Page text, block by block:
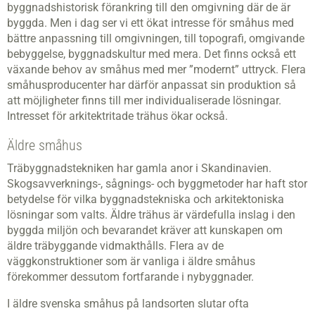
byggnadshistorisk förankring till den omgivning där de är
byggda. Men i dag ser vi ett ökat intresse för småhus med
bättre anpassning till omgivningen, till topografi, omgivande
bebyggelse, byggnadskultur med mera. Det finns också ett
växande behov av småhus med mer ”modernt” uttryck. Flera
småhusproducenter har därför anpassat sin produktion så
att möjligheter finns till mer individualiserade lösningar.
Intresset för arkitektritade trähus ökar också.
Äldre småhus
Träbyggnadstekniken har gamla anor i Skandinavien.
Skogsavverknings-, sågnings- och byggmetoder har haft stor
betydelse för vilka byggnadstekniska och arkitektoniska
lösningar som valts. Äldre trähus är värdefulla inslag i den
byggda miljön och bevarandet kräver att kunskapen om
äldre träbyggande vidmakthålls. Flera av de
väggkonstruktioner som är vanliga i äldre småhus
förekommer dessutom fortfarande i nybyggnader.
I äldre svenska småhus på landsorten slutar ofta